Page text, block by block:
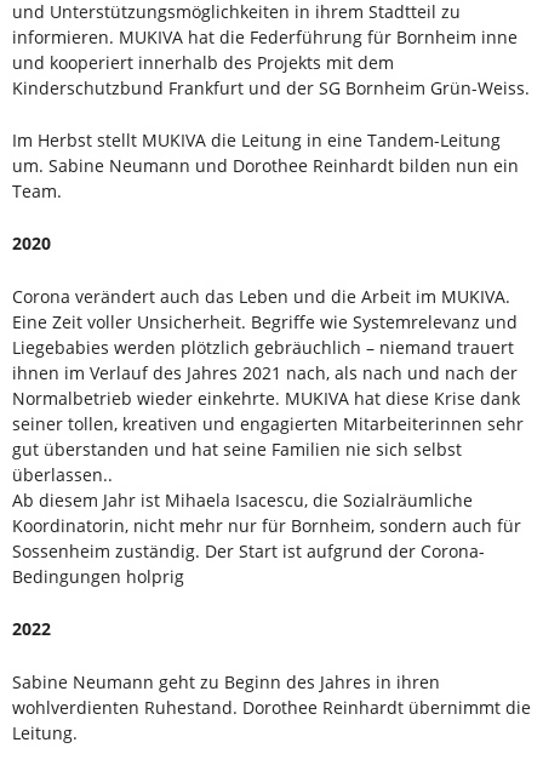
und Unterstützungsmöglichkeiten in ihrem Stadtteil zu
informieren. MUKIVA hat die Federführung für Bornheim inne
und kooperiert innerhalb des Projekts mit dem
Kinderschutzbund Frankfurt und der SG Bornheim Grün-Weiss.
Im Herbst stellt MUKIVA die Leitung in eine Tandem-Leitung
um. Sabine Neumann und Dorothee Reinhardt bilden nun ein
Team.
2020
Corona verändert auch das Leben und die Arbeit im MUKIVA.
Eine Zeit voller Unsicherheit. Begriffe wie Systemrelevanz und
Liegebabies werden plötzlich gebräuchlich – niemand trauert
ihnen im Verlauf des Jahres 2021 nach, als nach und nach der
Normalbetrieb wieder einkehrte. MUKIVA hat diese Krise dank
seiner tollen, kreativen und engagierten Mitarbeiterinnen sehr
gut überstanden und hat seine Familien nie sich selbst
überlassen..
Ab diesem Jahr ist Mihaela Isacescu, die Sozialräumliche
Koordinatorin, nicht mehr nur für Bornheim, sondern auch für
Sossenheim zuständig. Der Start ist aufgrund der Corona-
Bedingungen holprig
2022
Sabine Neumann geht zu Beginn des Jahres in ihren
wohlverdienten Ruhestand. Dorothee Reinhardt übernimmt die
Leitung.